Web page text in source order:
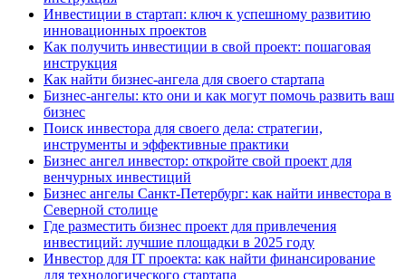
Инвестиции в стартап: ключ к успешному развитию
инновационных проектов
Как получить инвестиции в свой проект: пошаговая
инструкция
Как найти бизнес-ангела для своего стартапа
Бизнес-ангелы: кто они и как могут помочь развить ваш
бизнес
Поиск инвестора для своего дела: стратегии,
инструменты и эффективные практики
Бизнес ангел инвестор: откройте свой проект для
венчурных инвестиций
Бизнес ангелы Санкт-Петербург: как найти инвестора в
Северной столице
Где разместить бизнес проект для привлечения
инвестиций: лучшие площадки в 2025 году
Инвестор для IT проекта: как найти финансирование
для технологического стартапа